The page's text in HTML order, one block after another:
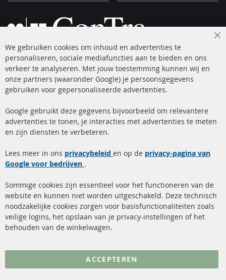
+49 (0) 4533 799 00 0
ma-do: 09-17 u, vr Fr 09-16 u
info@contra-automotive.de
facebook
instagram
Snelle links
Roetfilter reiniging
Katalysator (KAT)
sensoren
FAQ
Kundenservice
Verzendingskosten
Contact
Annuleer contract
Gegevensbescherming
We gebruiken cookies om inhoud en advertenties te
personaliseren, sociale mediafuncties aan te bieden en ons
verkeer te analyseren. Met jouw toestemming kunnen wij en
onze partners (waaronder Google) je persoonsgegevens
gebruiken voor gepersonaliseerde advertenties.
Google gebruikt deze gegevens bijvoorbeeld om relevantere
advertenties te tonen, je interacties met advertenties te meten
en zijn diensten te verbeteren.
Lees meer in ons privacybeleid en op de privacy-pagina van
Google voor bedrijven .
Sommige cookies zijn essentieel voor het functioneren van de
website en kunnen niet worden uitgeschakeld. Deze technisch
noodzakelijke cookies zorgen voor basisfunctionaliteiten zoals
veilige logins, het opslaan van je privacy-instellingen of het
behouden van de winkelwagen.
ACCEPTEREN